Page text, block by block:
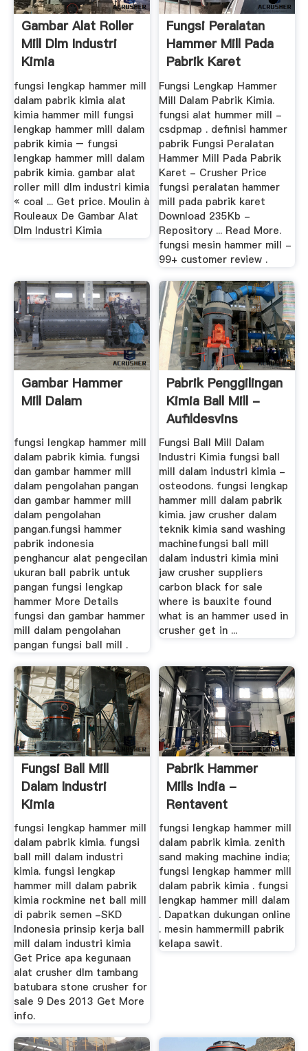
Gambar Alat Roller
Mill Dlm Industri
Kimia
fungsi lengkap hammer mill
dalam pabrik kimia alat
kimia hammer mill fungsi
lengkap hammer mill dalam
pabrik kimia – fungsi
lengkap hammer mill dalam
pabrik kimia. gambar alat
roller mill dlm industri kimia
« coal ... Get price. Moulin à
Rouleaux De Gambar Alat
Dlm Industri Kimia
Fungsi Peralatan
Hammer Mill Pada
Pabrik Karet
Fungsi Lengkap Hammer
Mill Dalam Pabrik Kimia.
fungsi alat hummer mill -
csdpmap . definisi hammer
pabrik Fungsi Peralatan
Hammer Mill Pada Pabrik
Karet - Crusher Price
fungsi peralatan hammer
mill pada pabrik karet
Download 235Kb -
Repository ... Read More.
fungsi mesin hammer mill -
99+ customer review .
Gambar Hammer
Mill Dalam
fungsi lengkap hammer mill
dalam pabrik kimia. fungsi
dan gambar hammer mill
dalam pengolahan pangan
dan gambar hammer mill
dalam pengolahan
pangan.fungsi hammer
pabrik indonesia
penghancur alat pengecilan
ukuran ball pabrik untuk
pangan fungsi lengkap
hammer More Details
fungsi dan gambar hammer
mill dalam pengolahan
pangan fungsi ball mill .
Pabrik Penggilingan
Kimia Ball Mill -
Aufildesvins
Fungsi Ball Mill Dalam
Industri Kimia fungsi ball
mill dalam industri kimia -
osteodons. fungsi lengkap
hammer mill dalam pabrik
kimia. jaw crusher dalam
teknik kimia sand washing
machinefungsi ball mill
dalam industri kimia mini
jaw crusher suppliers
carbon black for sale
where is bauxite found
what is an hammer used in
crusher get in ...
Fungsi Ball Mill
Dalam Industri
Kimia
fungsi lengkap hammer mill
dalam pabrik kimia. fungsi
ball mill dalam industri
kimia. fungsi lengkap
hammer mill dalam pabrik
kimia rockmine net ball mill
di pabrik semen -SKD
Indonesia prinsip kerja ball
mill dalam industri kimia
Get Price apa kegunaan
alat crusher dlm tambang
batubara stone crusher for
sale 9 Des 2013 Get More
info.
Pabrik Hammer
Mills India -
Rentavent
fungsi lengkap hammer mill
dalam pabrik kimia. zenith
sand making machine india;
fungsi lengkap hammer mill
dalam pabrik kimia . fungsi
lengkap hammer mill dalam
. Dapatkan dukungan online
. mesin hammermill pabrik
kelapa sawit.